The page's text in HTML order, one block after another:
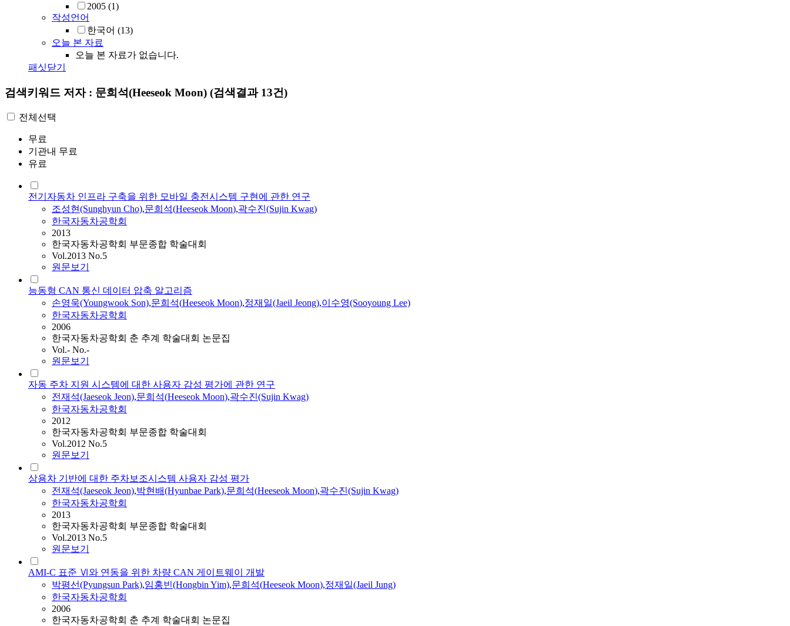
2005 (1)
작성언어
한국어 (13)
오늘 본 자료
오늘 본 자료가 없습니다.
패싯닫기
검색키워드 저자 : 문희석(Heeseok Moon) (검색결과 13건)
전체선택
무료
기관내 무료
유료
전기자동차 인프라 구축을 위한 모바일 충전시스템 구현에 관한 연구
조성현(Sunghyun Cho),문희석(Heeseok Moon),곽수진(Sujin Kwag)
한국자동차공학회
2013
한국자동차공학회 부문종합 학술대회
Vol.2013 No.5
원문보기
능동형 CAN 통신 데이터 압축 알고리즘
손영욱(Youngwook Son),문희석(Heeseok Moon),정재일(Jaeil Jeong),이수영(Sooyoung Lee)
한국자동차공학회
2006
한국자동차공학회 춘 추계 학술대회 논문집
Vol.- No.-
원문보기
자동 주차 지원 시스템에 대한 사용자 감성 평가에 관한 연구
전재석(Jaeseok Jeon),문희석(Heeseok Moon),곽수진(Sujin Kwag)
한국자동차공학회
2012
한국자동차공학회 부문종합 학술대회
Vol.2012 No.5
원문보기
상용차 기반에 대한 주차보조시스템 사용자 감성 평가
전재석(Jaeseok Jeon),박현배(Hyunbae Park),문희석(Heeseok Moon),곽수진(Sujin Kwag)
한국자동차공학회
2013
한국자동차공학회 부문종합 학술대회
Vol.2013 No.5
원문보기
AMI-C 표준 Ⅵ와 연동을 위한 차량 CAN 게이트웨이 개발
박평선(Pyungsun Park),임홍빈(Hongbin Yim),문희석(Heeseok Moon),정재일(Jaeil Jung)
한국자동차공학회
2006
한국자동차공학회 춘 추계 학술대회 논문집